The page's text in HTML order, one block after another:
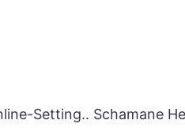
Setting.. Schamane